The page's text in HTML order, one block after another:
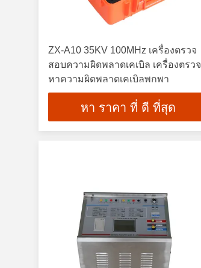
ZX-A10 35KV 100MHz เครื่องตรวจ
สอบความผิดพลาดเคเบิล เครื่องตรวจ
หาความผิดพลาดเคเบิลพกพา
หา ราคา ที่ ดี ที่สุด